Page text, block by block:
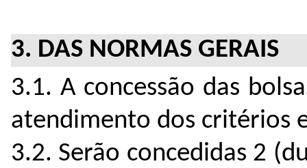
3. DAS NORMAS GERAIS
3.1. A concessão das
atendimento dos critérios
3.2. Serão concedidas 2